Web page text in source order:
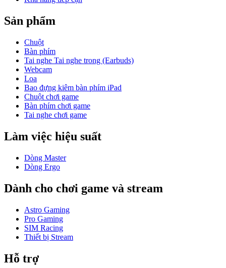
Sản phẩm
Chuột
Bàn phím
Tai nghe Tai nghe trong (Earbuds)
Webcam
Loa
Bao đựng kiêm bàn phím iPad
Chuột chơi game
Bàn phím chơi game
Tai nghe chơi game
Làm việc hiệu suất
Dòng Master
Dòng Ergo
Dành cho chơi game và stream
Astro Gaming
Pro Gaming
SIM Racing
Thiết bị Stream
Hỗ trợ